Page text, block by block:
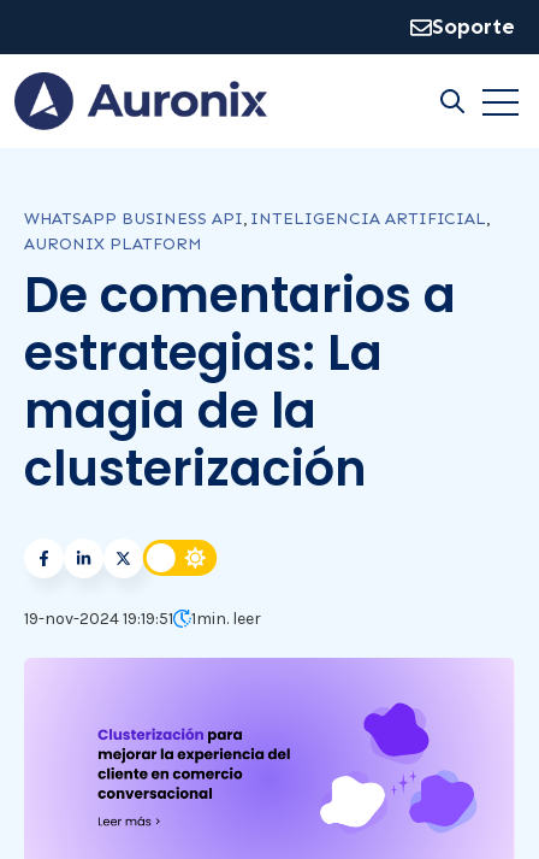
Soporte
Open
WHATSAPP BUSINESS API, INTELIGENCIA ARTIFICIAL,
AURONIX PLATFORM
De comentarios a
estrategias: La
magia de la
clusterización
19-nov-2024 19:19:51 1min. leer